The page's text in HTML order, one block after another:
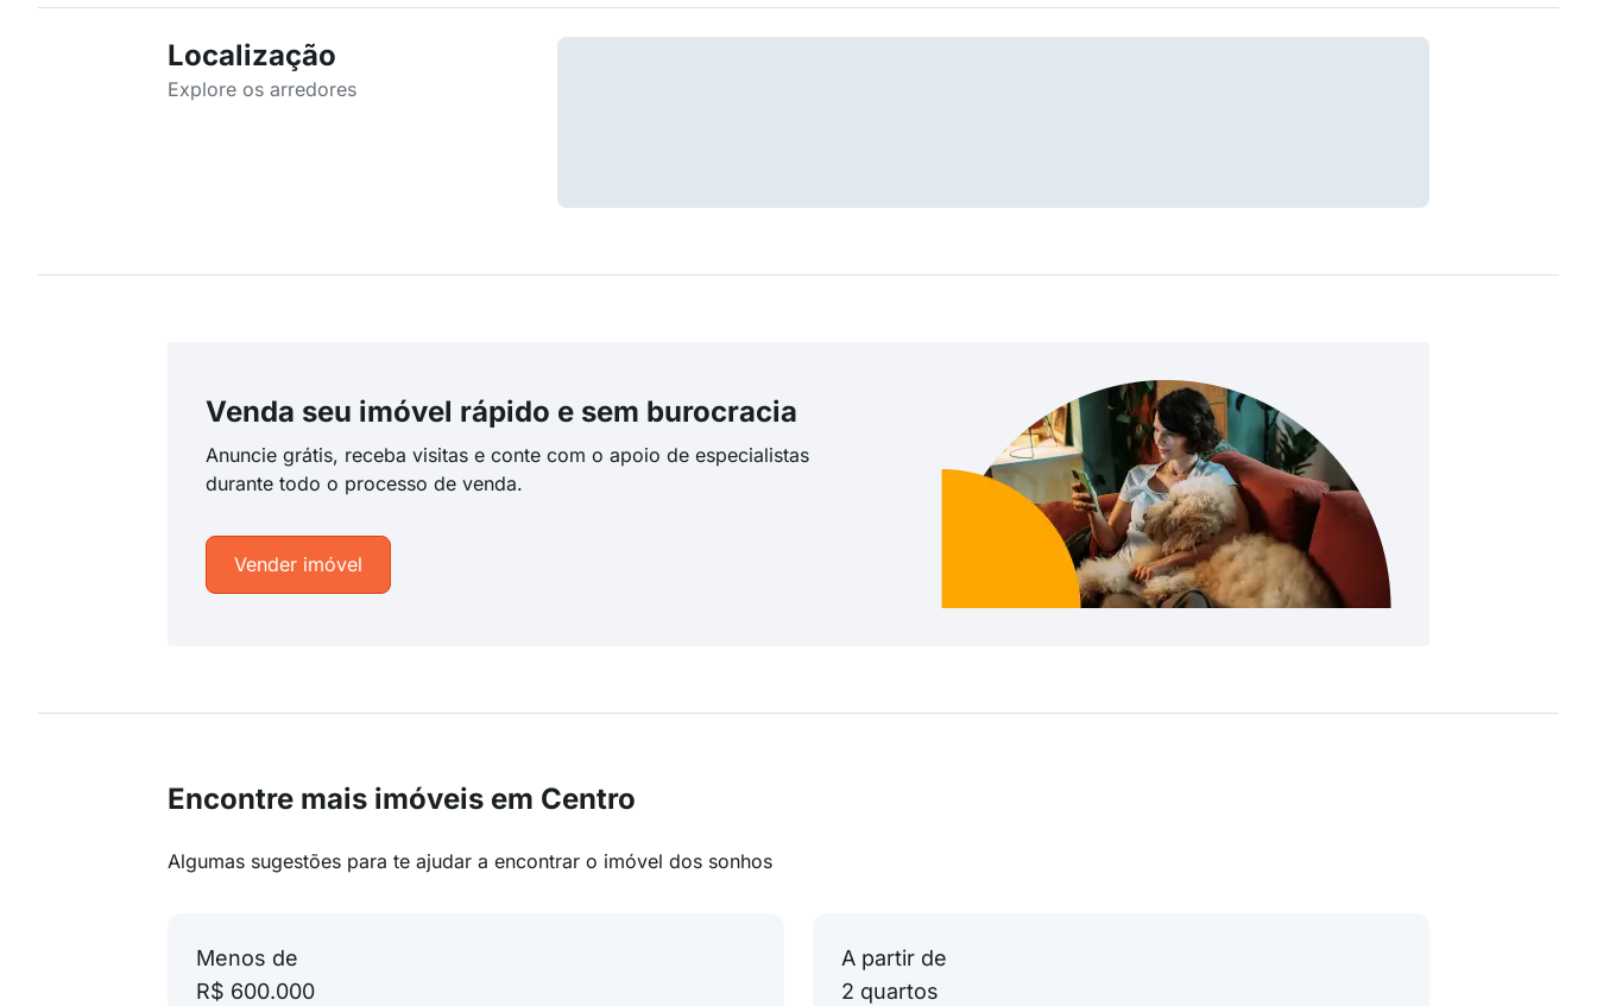
Localização
Explore os arredores
Venda seu imóvel rápido e sem burocracia
Anuncie grátis, receba visitas e conte com o apoio de especialistas
durante todo o processo de venda.
Vender imóvel
Encontre mais imóveis em Centro
Algumas sugestões para te ajudar a encontrar o imóvel dos sonhos
Menos de
R$ 600.000
A partir de
2 quartos